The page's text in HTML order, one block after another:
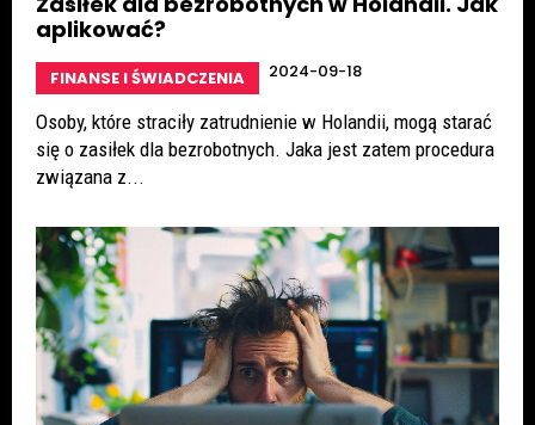
aplikować?
FINANSE I ŚWIADCZENIA 2024-09-18
Osoby, które straciły zatrudnienie w Holandii, mogą starać
się o zasiłek dla bezrobotnych. Jaka jest zatem procedura
związana z...